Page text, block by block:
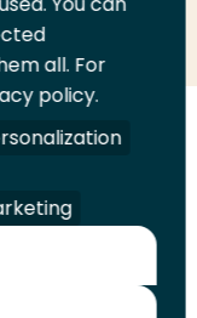
Contact
all. For
policy.